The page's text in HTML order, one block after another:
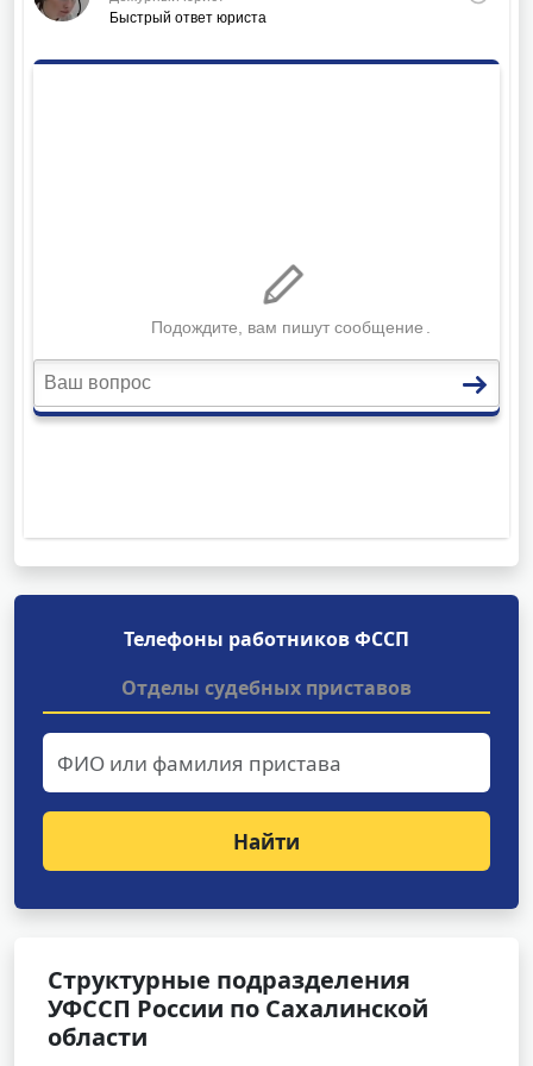
Телефоны работников ФССП
Отделы судебных приставов
Найти
Структурные подразделения
УФССП России по Сахалинской
области